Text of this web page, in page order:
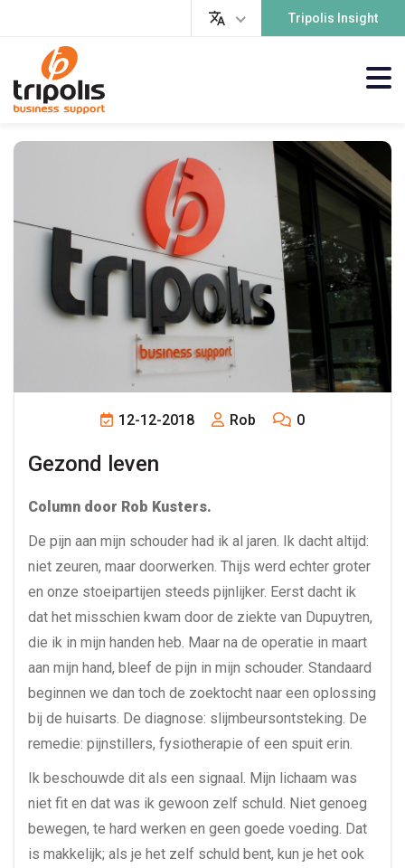
Tripolis Insight
12-12-2018 Rob 0
Gezond leven
Column door Rob Kusters.
De pijn aan mijn schouder had ik al jaren. Ik dacht altijd:
niet zeuren, maar doorwerken. Thijs werd echter groter
en onze stoeipartijen steeds pijnlijker. Eerst dacht ik
dat het misschien kwam door de ziekte van Dupuytren,
die ik in mijn handen heb. Maar na de operatie in maart
aan mijn hand, bleef de pijn in mijn schouder. Standaard
beginnen we dan toch de zoektocht naar een oplossing
bij de huisarts. De diagnose: slijmbeursontsteking. De
remedie: pijnstillers, fysiotherapie of een spuit erin.
Ik beschouwde dit als een signaal. Mijn lichaam was
niet fit en dat was ik gewoon zelf schuld. Niet genoeg
bewegen, te hard werken en geen goede voeding. Dat
is makkelijk; als je het zelf schuld bent, kun je het ook